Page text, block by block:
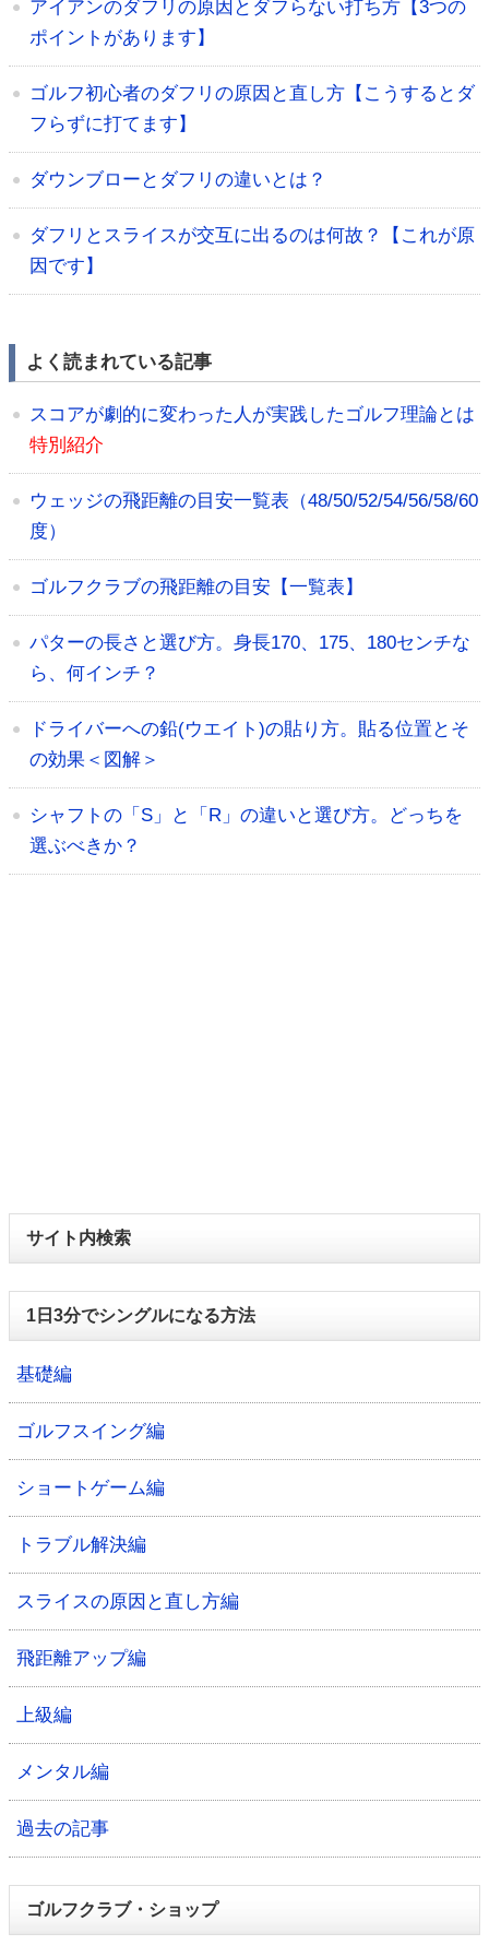
アイアンのダフリの原因とダフらない打ち方【3つの
ポイントがあります】
ゴルフ初心者のダフリの原因と直し方【こうするとダ
フらずに打てます】
ダウンブローとダフリの違いとは？
ダフリとスライスが交互に出るのは何故？【これが原
因です】
よく読まれている記事
スコアが劇的に変わった人が実践したゴルフ理論とは
特別紹介
ウェッジの飛距離の目安一覧表（48/50/52/54/56/58/60
度）
ゴルフクラブの飛距離の目安【一覧表】
パターの長さと選び方。身長170、175、180センチな
ら、何インチ？
ドライバーへの鉛(ウエイト)の貼り方。貼る位置とそ
の効果＜図解＞
シャフトの「S」と「R」の違いと選び方。どっちを
選ぶべきか？
サイト内検索
1日3分でシングルになる方法
基礎編
ゴルフスイング編
ショートゲーム編
トラブル解決編
スライスの原因と直し方編
飛距離アップ編
上級編
メンタル編
過去の記事
ゴルフクラブ・ショップ